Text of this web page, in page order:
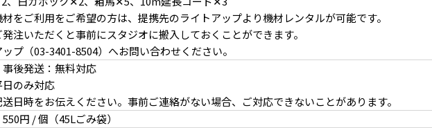
サイザルカーペットとモダンなインテリア
をご利用をご希望の方は、提携先のライトアップより機材レンタルが可能です。
注いただくと事前にスタジオに搬入しておくことができます。
プ（03-3401-8504）へお問い合わせください。
後発送：無料対応
のみ対応
日時をお伝えください。事前ご連絡がない場合、ご対応できないことがあります。
円 / 個（45Lごみ袋）